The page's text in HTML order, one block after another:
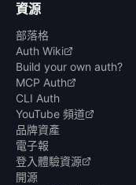
資源
部落格
Auth Wiki
Build your own auth?
MCP Auth
CLI Auth
YouTube 頻道
品牌資產
電子報
登入體驗資源
開源